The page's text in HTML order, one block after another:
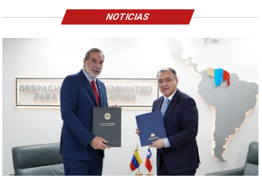
NOTICIAS